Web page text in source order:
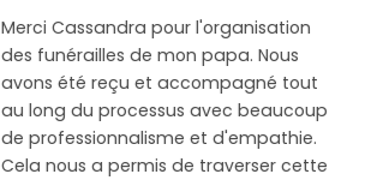
Merci Cassandra pour l'organisation
des funérailles de mon papa. Nous
avons été reçu et accompagné tout
au long du processus avec beaucoup
de professionnalisme et d'empathie.
Cela nous a permis de traverser cette